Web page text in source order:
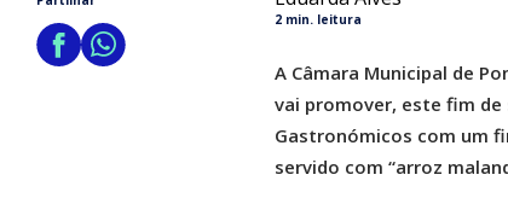
2 min. leitura
A Câmara Municipal de
vai promover, este fim de
Gastronómicos com um
servido com “arroz